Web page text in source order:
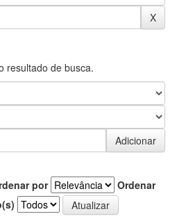
resultado de busca.
por
Ordenar